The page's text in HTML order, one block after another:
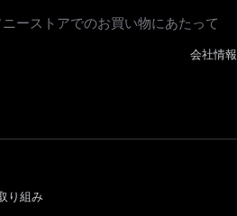
ニーストアでのお買い物にあたって
会社情報
り組み